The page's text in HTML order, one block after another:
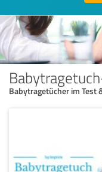
Babytragetücher im Test